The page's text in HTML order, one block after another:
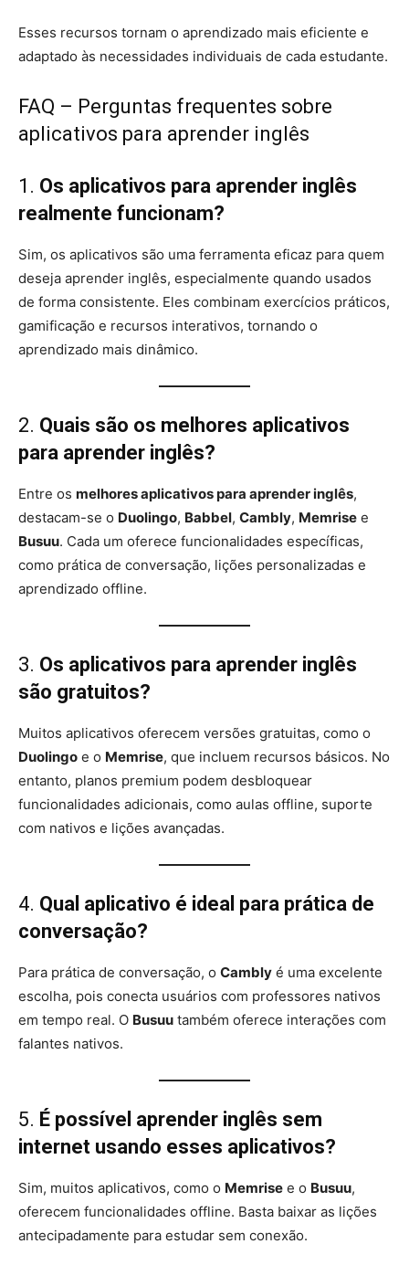
Esses recursos tornam o aprendizado mais eficiente e
adaptado às necessidades individuais de cada estudante.
FAQ – Perguntas frequentes sobre
aplicativos para aprender inglês
1. Os aplicativos para aprender inglês
realmente funcionam?
Sim, os aplicativos são uma ferramenta eficaz para quem
deseja aprender inglês, especialmente quando usados
de forma consistente. Eles combinam exercícios práticos,
gamificação e recursos interativos, tornando o
aprendizado mais dinâmico.
2. Quais são os melhores aplicativos
para aprender inglês?
Entre os melhores aplicativos para aprender inglês,
destacam-se o Duolingo, Babbel, Cambly, Memrise e
Busuu. Cada um oferece funcionalidades específicas,
como prática de conversação, lições personalizadas e
aprendizado offline.
3. Os aplicativos para aprender inglês
são gratuitos?
Muitos aplicativos oferecem versões gratuitas, como o
Duolingo e o Memrise, que incluem recursos básicos. No
entanto, planos premium podem desbloquear
funcionalidades adicionais, como aulas offline, suporte
com nativos e lições avançadas.
4. Qual aplicativo é ideal para prática de
conversação?
Para prática de conversação, o Cambly é uma excelente
escolha, pois conecta usuários com professores nativos
em tempo real. O Busuu também oferece interações com
falantes nativos.
5. É possível aprender inglês sem
internet usando esses aplicativos?
Sim, muitos aplicativos, como o Memrise e o Busuu,
oferecem funcionalidades offline. Basta baixar as lições
antecipadamente para estudar sem conexão.